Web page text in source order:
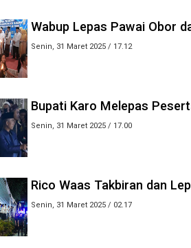
Wabup Lepas Pawai Obor
Senin, 31 Maret 2025 / 17.12
Bupati Karo Melepas
Senin, 31 Maret 2025 / 17.00
Rico Waas Takbiran dan
Senin, 31 Maret 2025 / 02.17